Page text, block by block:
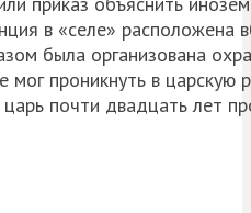
в «селе» расположена
была организована
мог проникнуть в
почти двадцать лет